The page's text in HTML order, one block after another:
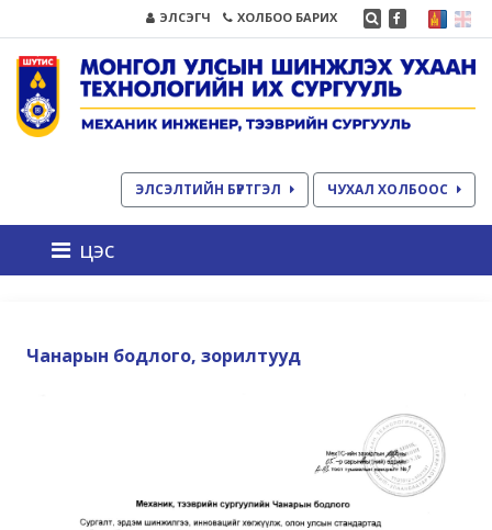
ЭЛСЭГЧ ХОЛБОО БАРИХ
ЭЛСЭЛТИЙН БҮРТГЭЛ ЧУХАЛ ХОЛБООС
цэс
Чанарын бодлого, зорилтууд